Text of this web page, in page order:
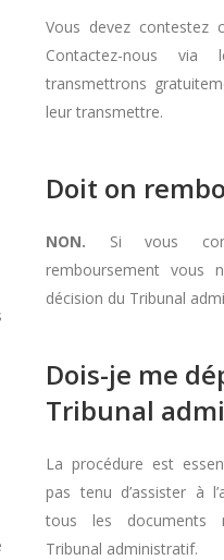
Vous devez contestez
Contactez-nous
transmettrons
leur transmettre.
Doit on
NON. Si vous
remboursement vous
décision du Tribunal
Dois-je me
Tribunal
La procédure est
pas tenu d’assister à
tous les documents
Tribunal administratif.